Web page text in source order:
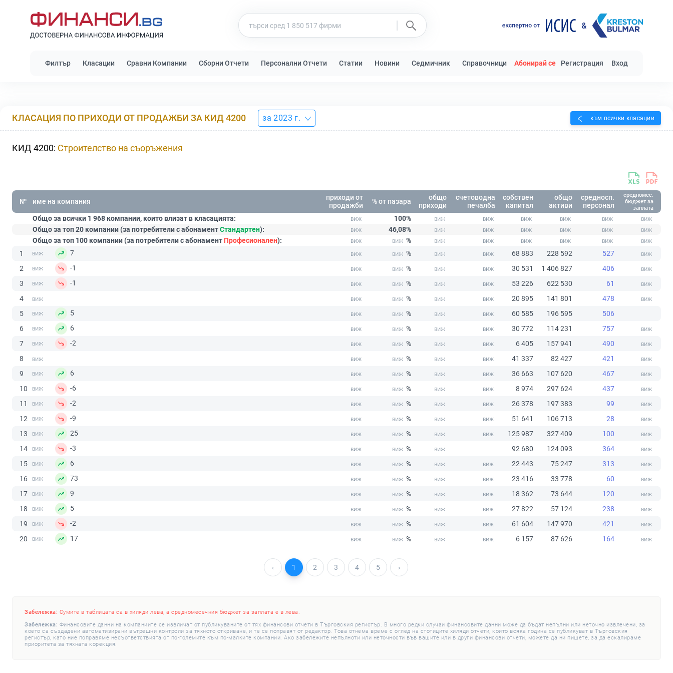
Филтър Класации Сравни Компании Сборни Отчети Персонални Отчети Статии Новини Седмичник Справочници Абонирай се Регистрация Вход
КЛАСАЦИЯ ПО ПРИХОДИ ОТ ПРОДАЖБИ ЗА КИД 4200 за 2023 г. към всички класации
КИД 4200: Строителство на съоръжения
№ име на компания
приходи от
продажби
% от пазара
общо
приходи
счетоводна
печалба
собствен
капитал
общо
активи
средносп.
персонал
средномес.
бюджет за
заплата
Общо за всички 1 968 компании, които влизат в класацията:
100%
Общо за топ 20 компании (за потребители с абонаментСтандартен):
46,08%
Общо за топ 100 компании (за потребители с абонамент Професионален):
%
1
7 % 68 883 228 592
527
2
-1 % 30 531 1 406 827
406
3
-1 % 53 226 622 530
61
4
% 20 895 141 801
478
5
5 % 60 585 196 595
506
6
6 % 30 772 114 231
757
7
-2 % 6 405 157 941
490
8
% 41 337 82 427
421
9
6 % 36 663 107 620
467
10
-6 % 8 974 297 624
437
11
-2 % 26 378 197 383
99
12
-9 % 51 641 106 713
28
13
25 % 125 987 327 409
100
14
-3 % 92 680 124 093
364
15
6 % 22 443 75 247
313
16
73 % 23 416 33 778
60
17
9 % 18 362 73 644
120
18
5 % 27 822 57 124
238
19
-2 % 61 604 147 970
421
20
17 % 6 157 87 626 164
‹ 1 2 3 4 5 ›
Забележка: Сумите в таблицата са в хиляди лева, а средномесечния бюджет за заплата е в лева.
Забележка: Финансовите данни на компаниите се извличат от публикуваните от тях финансови отчети в Търговския регистър. В много редки случаи финансовите данни може да бъдат непълни или неточно извлечени, за
което са създадени автоматизирани вътрешни контроли за тяхното откриване, и те се поправят от редактор. Това отнема време с оглед на стотиците хиляди отчети, които всяка година се публикуват в Търговския
регистър, като ние поправяме несъответствията от по-големите към по-малките компании. Ако забележите непълноти или неточности във вашите или в други финансови отчети, можете да ни пишете, за да ескалираме
приоритета за тяхната корекция.